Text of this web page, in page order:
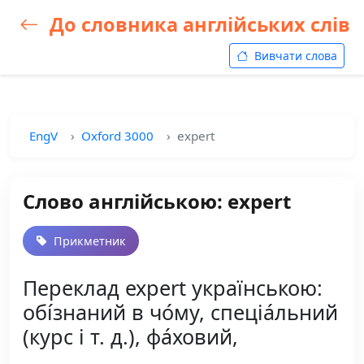
До словника англійських слів
Вивчати слова
EngV Oxford 3000 expert
Слово англійською: expert
Прикметник
Переклад expert українською:
обі́знаний в чо́му, спеціа́льний
(курс і т. д.), фа́ховий,